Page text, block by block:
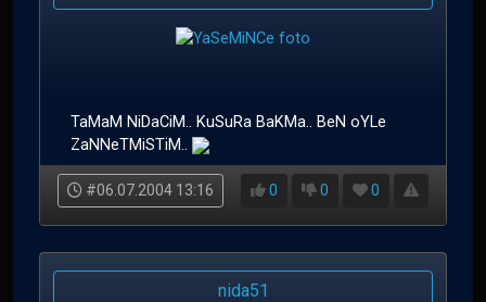
TaMaM NiDaCiM.. KuSuRa BaKMa.. BeN oYLe
ZaNNeTMiSTiM..
#06.07.2004 13:16 0 0 0
nida51